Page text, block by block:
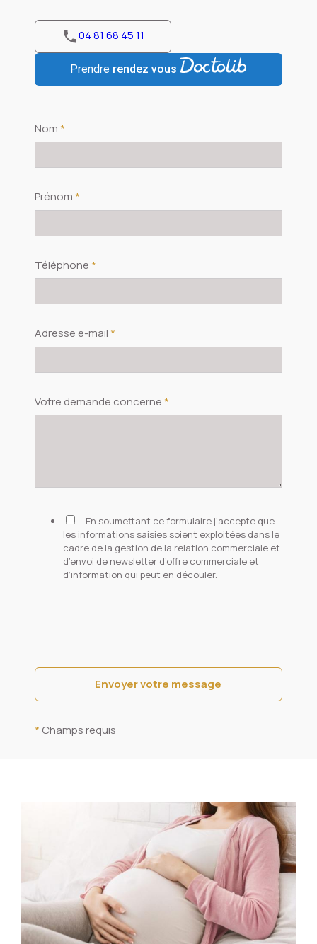
04 81 68 45 11
Prendre rendez vous
Nom *
Prénom *
Téléphone *
Adresse e-mail *
Votre demande concerne *
En soumettant ce formulaire j'accepte que
les informations saisies soient exploitées dans le
cadre de la gestion de la relation commerciale et
d’envoi de newsletter d’offre commerciale et
d’information qui peut en découler.
* Champs requis